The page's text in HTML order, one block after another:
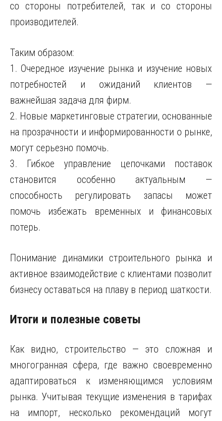
со стороны потребителей, так и со стороны
производителей.
Таким образом:
1. Очередное изучение рынка и изучение новых
потребностей и ожиданий клиентов —
важнейшая задача для фирм.
2. Новые маркетинговые стратегии, основанные
на прозрачности и информированности о рынке,
могут серьезно помочь.
3. Гибкое управление цепочками поставок
становится особенно актуальным —
способность регулировать запасы может
помочь избежать временных и финансовых
потерь.
Понимание динамики строительного рынка и
активное взаимодействие с клиентами позволит
бизнесу оставаться на плаву в период шаткости.
Итоги и полезные советы
Как видно, строительство — это сложная и
многогранная сфера, где важно своевременно
адаптироваться к изменяющимся условиям
рынка. Учитывая текущие изменения в тарифах
на импорт, несколько рекомендаций могут